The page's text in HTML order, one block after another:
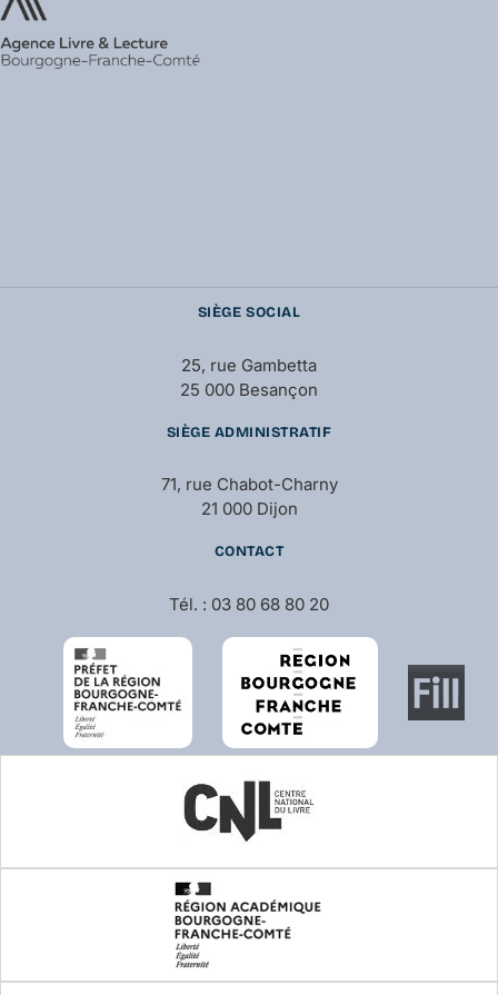
SIÈGE SOCIAL
25, rue Gambetta
25 000 Besançon
SIÈGE ADMINISTRATIF
71, rue Chabot-Charny
21 000 Dijon
CONTACT
Tél. : 03 80 68 80 20